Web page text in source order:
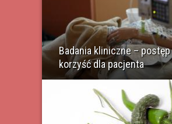
Badania kliniczne –
korzyść dla pacjenta